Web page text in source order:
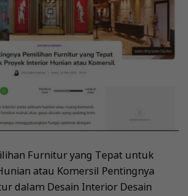
Furnitur yang Tepat untuk
atau Komersil Pentingnya
dalam Desain Interior Desain